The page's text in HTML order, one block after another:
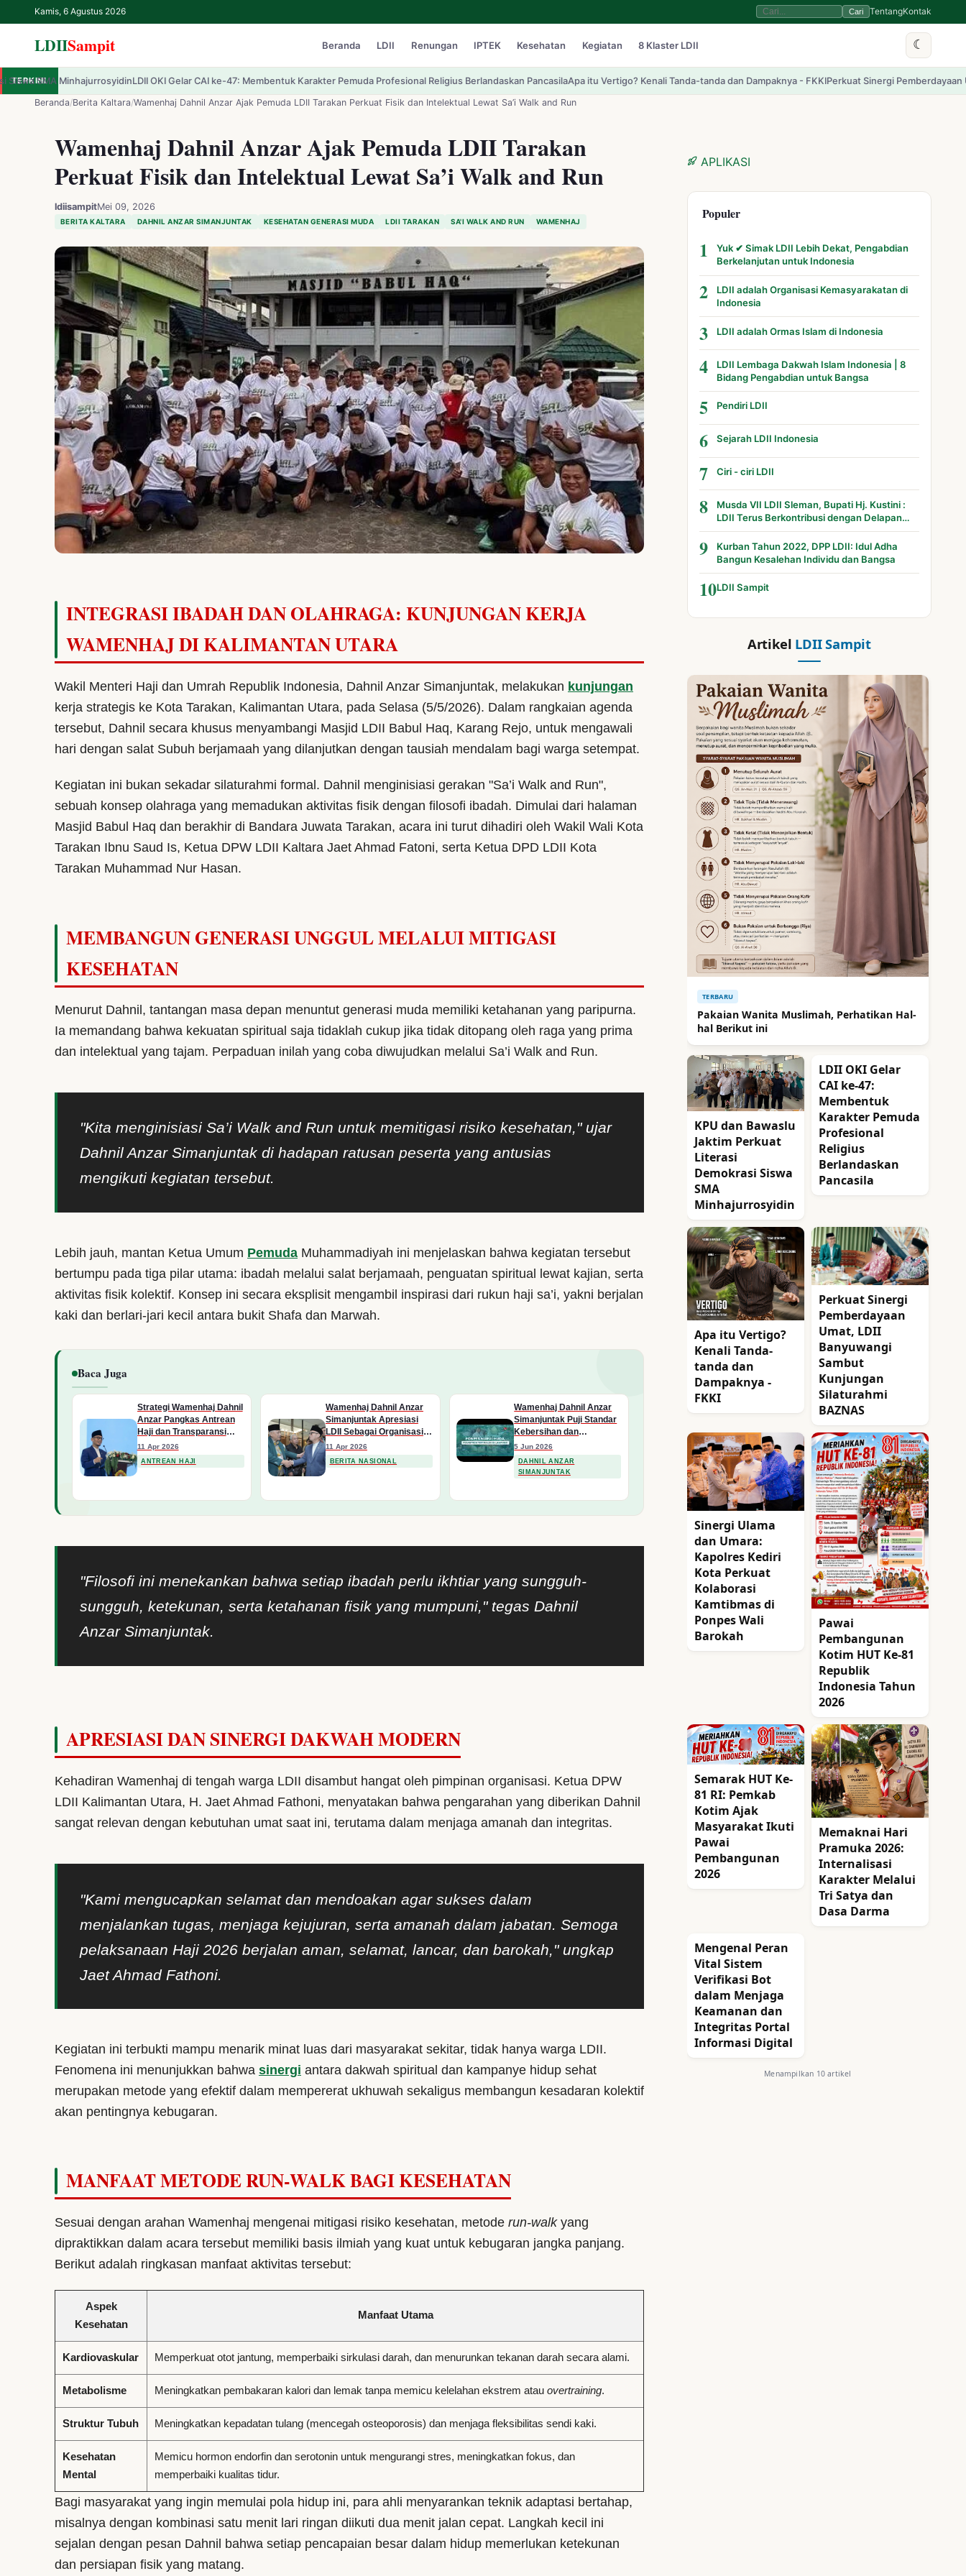
Kamis, 6 Agustus 2026 Cari TentangKontak
LDIISampit Beranda LDII Renungan IPTEK Kesehatan Kegiatan 8 Klaster LDII ☾
LDIISampit ✕
LDII
Renungan
IPTEK
Kesehatan
Kegiatan
Pengumuman
TERKINI
LDII OKI Gelar CAI ke-47: Membentuk Karakter Pemuda Profesional Religius Berlandaskan PancasilaApa itu Vertigo? Kenali Tanda-tanda dan Dampaknya - FKKIPerkuat Sinergi Pemberdayaan Umat, LDII Banyuwangi
Beranda/Berita Kaltara/Wamenhaj Dahnil Anzar Ajak Pemuda LDII Tarakan Perkuat Fisik dan Intelektual Lewat Sa’i Walk and Run
Wamenhaj Dahnil Anzar Ajak Pemuda LDII Tarakan
Perkuat Fisik dan Intelektual Lewat Sa’i Walk and Run
ldiisampitMei 09, 2026
BERITA KALTARA DAHNIL ANZAR SIMANJUNTAK KESEHATAN GENERASI MUDA LDII TARAKAN SA'I WALK AND RUN WAMENHAJ
INTEGRASI IBADAH DAN OLAHRAGA: KUNJUNGAN KERJA
WAMENHAJ DI KALIMANTAN UTARA
Wakil Menteri Haji dan Umrah Republik Indonesia, Dahnil Anzar Simanjuntak, melakukan kunjungan
kerja strategis ke Kota Tarakan, Kalimantan Utara, pada Selasa (5/5/2026). Dalam rangkaian agenda
tersebut, Dahnil secara khusus menyambangi Masjid LDII Babul Haq, Karang Rejo, untuk mengawali
hari dengan salat Subuh berjamaah yang dilanjutkan dengan tausiah mendalam bagi warga setempat.
Kegiatan ini bukan sekadar silaturahmi formal. Dahnil menginisiasi gerakan "Sa’i Walk and Run",
sebuah konsep olahraga yang memadukan aktivitas fisik dengan filosofi ibadah. Dimulai dari halaman
Masjid Babul Haq dan berakhir di Bandara Juwata Tarakan, acara ini turut dihadiri oleh Wakil Wali Kota
Tarakan Ibnu Saud Is, Ketua DPW LDII Kaltara Jaet Ahmad Fatoni, serta Ketua DPD LDII Kota
Tarakan Muhammad Nur Hasan.
MEMBANGUN GENERASI UNGGUL MELALUI MITIGASI
KESEHATAN
Menurut Dahnil, tantangan masa depan menuntut generasi muda memiliki ketahanan yang paripurna.
Ia memandang bahwa kekuatan spiritual saja tidaklah cukup jika tidak ditopang oleh raga yang prima
dan intelektual yang tajam. Perpaduan inilah yang coba diwujudkan melalui Sa’i Walk and Run.
"Kita menginisiasi Sa’i Walk and Run untuk memitigasi risiko kesehatan," ujar
Dahnil Anzar Simanjuntak di hadapan ratusan peserta yang antusias
mengikuti kegiatan tersebut.
Lebih jauh, mantan Ketua Umum Pemuda Muhammadiyah ini menjelaskan bahwa kegiatan tersebut
bertumpu pada tiga pilar utama: ibadah melalui salat berjamaah, penguatan spiritual lewat kajian, serta
aktivitas fisik kolektif. Konsep ini secara eksplisit mengambil inspirasi dari rukun haji sa’i, yakni berjalan
kaki dan berlari-jari kecil antara bukit Shafa dan Marwah.
Baca Juga
Strategi Wamenhaj Dahnil
Anzar Pangkas Antrean
Haji dan Transparansi
Dana BPKH di Munas X
LDII
11 Apr 2026
ANTREAN HAJI
Wamenhaj Dahnil Anzar
Simanjuntak Apresiasi
LDII Sebagai Organisasi
Bersih dan Kompak demi
Sinergi Kebangsaan
11 Apr 2026
BERITA NASIONAL
Wamenhaj Dahnil Anzar
Simanjuntak Puji Standar
Kebersihan dan
Solidaritas Internal LDII
5 Jun 2026
DAHNIL ANZAR
SIMANJUNTAK
"Filosofi ini menekankan bahwa setiap ibadah perlu ikhtiar yang sungguh-
sungguh, ketekunan, serta ketahanan fisik yang mumpuni," tegas Dahnil
Anzar Simanjuntak.
APRESIASI DAN SINERGI DAKWAH MODERN
Kehadiran Wamenhaj di tengah warga LDII disambut hangat oleh pimpinan organisasi. Ketua DPW
LDII Kalimantan Utara, H. Jaet Ahmad Fathoni, menyatakan bahwa pengarahan yang diberikan Dahnil
sangat relevan dengan kebutuhan umat saat ini, terutama dalam menjaga amanah dan integritas.
"Kami mengucapkan selamat dan mendoakan agar sukses dalam
menjalankan tugas, menjaga kejujuran, serta amanah dalam jabatan. Semoga
pelaksanaan Haji 2026 berjalan aman, selamat, lancar, dan barokah," ungkap
Jaet Ahmad Fathoni.
Kegiatan ini terbukti mampu menarik minat luas dari masyarakat sekitar, tidak hanya warga LDII.
Fenomena ini menunjukkan bahwa sinergi antara dakwah spiritual dan kampanye hidup sehat
merupakan metode yang efektif dalam mempererat ukhuwah sekaligus membangun kesadaran kolektif
akan pentingnya kebugaran.
MANFAAT METODE RUN-WALK BAGI KESEHATAN
Sesuai dengan arahan Wamenhaj mengenai mitigasi risiko kesehatan, metode run-walkyang
dipraktikkan dalam acara tersebut memiliki basis ilmiah yang kuat untuk kebugaran jangka panjang.
Berikut adalah ringkasan manfaat aktivitas tersebut:
Aspek
Kesehatan
Manfaat Utama
Kardiovaskular Memperkuat otot jantung, memperbaiki sirkulasi darah, dan menurunkan tekanan darah secara alami.
Metabolisme Meningkatkan pembakaran kalori dan lemak tanpa memicu kelelahan ekstrem atau overtraining.
Struktur Tubuh Meningkatkan kepadatan tulang (mencegah osteoporosis) dan menjaga fleksibilitas sendi kaki.
Kesehatan
Mental
Memicu hormon endorfin dan serotonin untuk mengurangi stres, meningkatkan fokus, dan
memperbaiki kualitas tidur.
Bagi masyarakat yang ingin memulai pola hidup ini, para ahli menyarankan teknik adaptasi bertahap,
misalnya dengan kombinasi satu menit lari ringan diikuti dua menit jalan cepat. Langkah kecil ini
sejalan dengan pesan Dahnil bahwa setiap pencapaian besar dalam hidup memerlukan ketekunan
dan persiapan fisik yang matang.
APLIKASI
Populer
1
Yuk ✔ Simak LDII Lebih Dekat, Pengabdian
Berkelanjutan untuk Indonesia
2
LDII adalah Organisasi Kemasyarakatan di
Indonesia
3 LDII adalah Ormas Islam di Indonesia
4
LDII Lembaga Dakwah Islam Indonesia | 8
Bidang Pengabdian untuk Bangsa
5 Pendiri LDII
6 Sejarah LDII Indonesia
7 Ciri - ciri LDII
8
Musda VII LDII Sleman, Bupati Hj. Kustini :
LDII Terus Berkontribusi dengan Delapan
Bidang
9
Kurban Tahun 2022, DPP LDII: Idul Adha
Bangun Kesalehan Individu dan Bangsa
10LDII Sampit
Artikel LDII Sampit
TERBARU
Pakaian Wanita Muslimah, Perhatikan Hal-
hal Berikut ini
KPU dan Bawaslu
Jaktim Perkuat
Literasi
Demokrasi Siswa
SMA
Minhajurrosyidin
LDII OKI Gelar
CAI ke-47:
Membentuk
Karakter Pemuda
Profesional
Religius
Berlandaskan
Pancasila
Apa itu Vertigo?
Kenali Tanda-
tanda dan
Dampaknya -
FKKI
Perkuat Sinergi
Pemberdayaan
Umat, LDII
Banyuwangi
Sambut
Kunjungan
Silaturahmi
BAZNAS
Sinergi Ulama
dan Umara:
Kapolres Kediri
Kota Perkuat
Kolaborasi
Kamtibmas di
Ponpes Wali
Barokah
Pawai
Pembangunan
Kotim HUT Ke-81
Republik
Indonesia Tahun
2026
Semarak HUT Ke-
81 RI: Pemkab
Kotim Ajak
Masyarakat Ikuti
Pawai
Pembangunan
2026
Memaknai Hari
Pramuka 2026:
Internalisasi
Karakter Melalui
Tri Satya dan
Dasa Darma
Mengenal Peran
Vital Sistem
Verifikasi Bot
dalam Menjaga
Keamanan dan
Integritas Portal
Informasi Digital
Menampilkan 10 artikel